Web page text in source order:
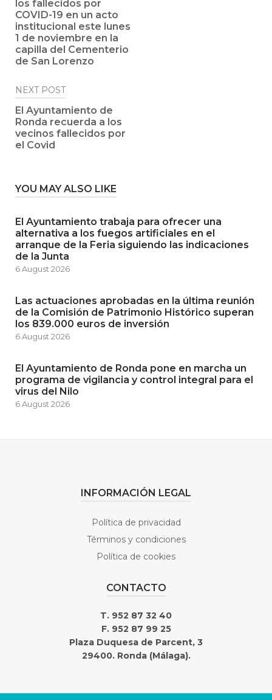
los fallecidos por
COVID-19 en un acto
institucional este lunes
1 de noviembre en la
capilla del Cementerio
de San Lorenzo
NEXT POST
El Ayuntamiento de
Ronda recuerda a los
vecinos fallecidos por
el Covid
YOU MAY ALSO LIKE
El Ayuntamiento trabaja para ofrecer una
alternativa a los fuegos artificiales en el
arranque de la Feria siguiendo las indicaciones
de la Junta
6 August 2026
Las actuaciones aprobadas en la última reunión
de la Comisión de Patrimonio Histórico superan
los 839.000 euros de inversión
6 August 2026
El Ayuntamiento de Ronda pone en marcha un
programa de vigilancia y control integral para el
virus del Nilo
6 August 2026
INFORMACIÓN LEGAL
Política de privacidad
Términos y condiciones
Política de cookies
CONTACTO
T. 952 87 32 40
F. 952 87 99 25
Plaza Duquesa de Parcent, 3
29400. Ronda (Málaga).